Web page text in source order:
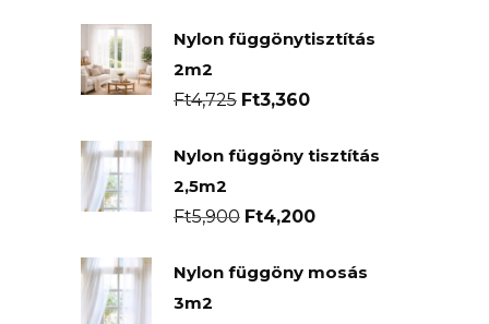
was:
is:
Nylon függönytisztítás
2m2
Ft4,725 Original
was:
Ft3,360Current
is:
Nylon függöny tisztítás
2,5m2
Ft5,900 Original
was:
Ft4,200Current
is:
Nylon függöny mosás
3m2